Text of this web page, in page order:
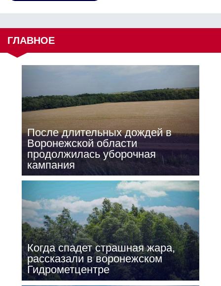
ГЛАВНОЕ
После длительных дождей в
Воронежской области
продолжилась уборочная
кампания
Когда спадет страшная жара,
рассказали в воронежском
Гидрометцентре